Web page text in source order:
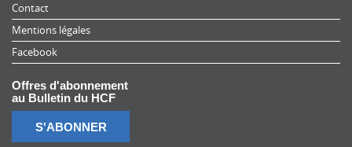
Contact
Mentions légales
Facebook
Offres d'abonnement
au Bulletin du HCF
S'ABONNER